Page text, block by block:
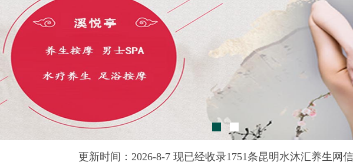
更新时间：2026-8-7 现已经收录1751条昆明水沐汇养生网